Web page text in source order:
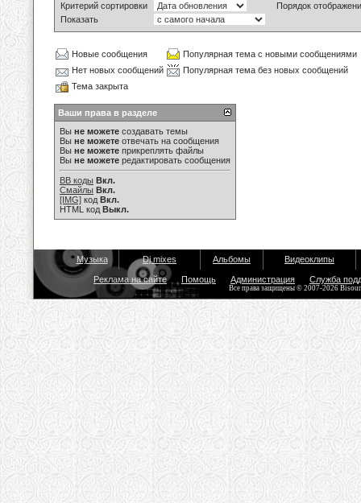
Критерий сортировки
Порядок
Показать
Новые сообщения
Популярная тема с новыми сообщениями
Нет новых сообщений
Популярная тема без новых сообщений
Тема закрыта
Ваши права в разделе
Вы не можете создавать темы
Вы не можете отвечать на сообщения
Вы не можете прикреплять файлы
Вы не можете редактировать сообщения
BB коды Вкл.
Смайлы Вкл.
[IMG] код Вкл.
HTML код Выкл.
Музыка Dj mixes Альбомы Видеоклипы
Реклама на сайте Помощь Администрация Служба
Все права защищены © 2007-2026